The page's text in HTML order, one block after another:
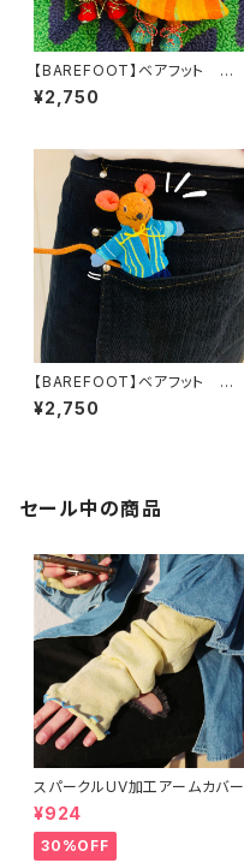
【BAREFOOT】ベアフット ぬ
いぐるみ ネズミ 女の子S
¥2,750
【BAREFOOT】ベアフット ぬ
いぐるみ ネズミ 男の子S
¥2,750
セール中の商品
スパークルUV加工アームカバー
¥924
30%OFF